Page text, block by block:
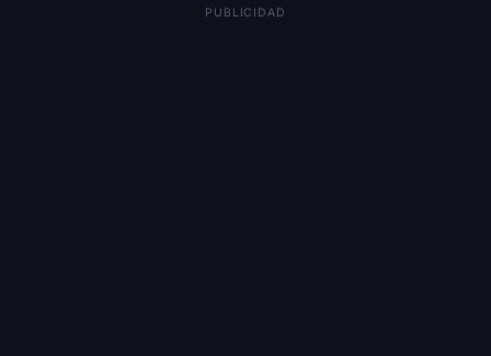
PUBLICIDAD